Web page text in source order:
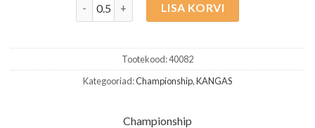
LISA KORVI
Tootekood:40082
Kategooriad:Championship,KANGAS
Championship